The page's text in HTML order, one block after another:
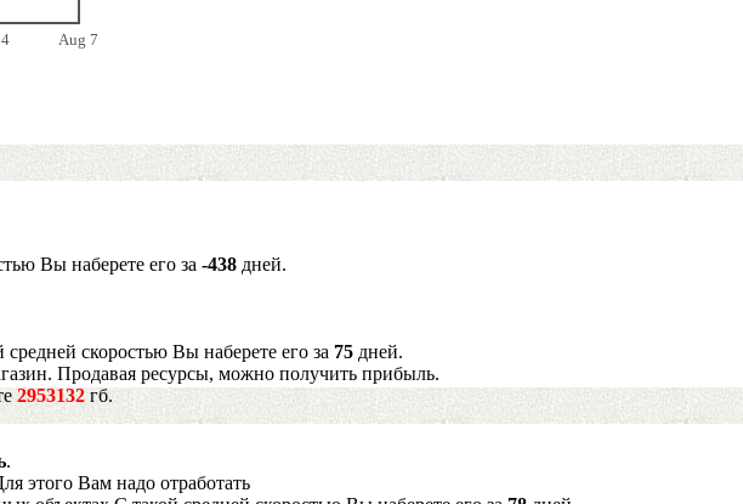
Aug 7
Вы наберете его за -438 дней.
скоростью Вы наберете его за 75 дней.
Продавая ресурсы, можно получить прибыль.
2953132 гб.
.
этого Вам надо отработать